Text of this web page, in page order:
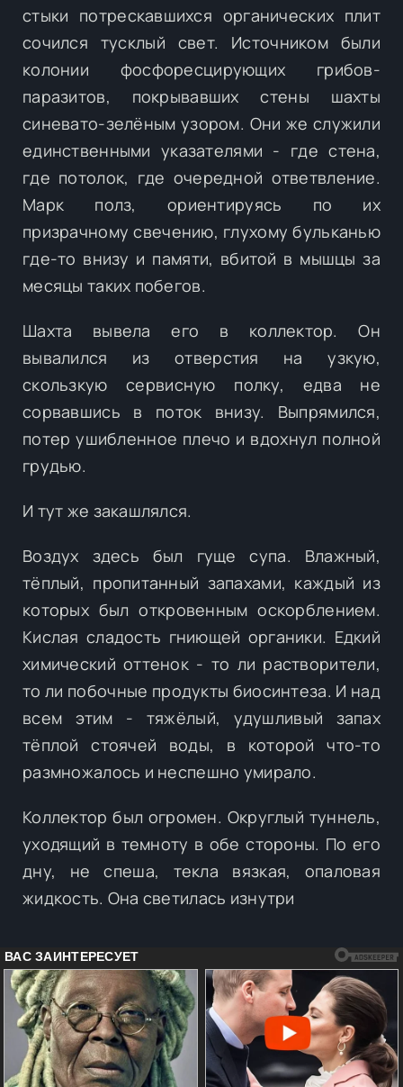
стыки потрескавшихся органических плит
сочился тусклый свет. Источником были
колонии фосфоресцирующих грибов-
паразитов, покрывавших стены шахты
синевато-зелёным узором. Они же служили
единственными указателями - где стена,
где потолок, где очередной ответвление.
Марк полз, ориентируясь по их
призрачному свечению, глухому бульканью
где-то внизу и памяти, вбитой в мышцы за
месяцы таких побегов.
Шахта вывела его в коллектор. Он
вывалился из отверстия на узкую,
скользкую сервисную полку, едва не
сорвавшись в поток внизу. Выпрямился,
потер ушибленное плечо и вдохнул полной
грудью.
И тут же закашлялся.
Воздух здесь был гуще супа. Влажный,
тёплый, пропитанный запахами, каждый из
которых был откровенным оскорблением.
Кислая сладость гниющей органики. Едкий
химический оттенок - то ли растворители,
то ли побочные продукты биосинтеза. И над
всем этим - тяжёлый, удушливый запах
тёплой стоячей воды, в которой что-то
размножалось и неспешно умирало.
Коллектор был огромен. Округлый туннель,
уходящий в темноту в обе стороны. По его
дну, не спеша, текла вязкая, опаловая
жидкость. Она светилась изнутри